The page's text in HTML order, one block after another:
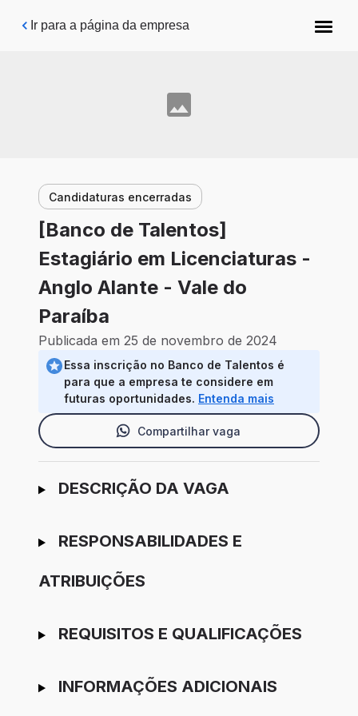
Pular para o conteúdo principal
Ir para a página da empresa
Candidaturas encerradas
[Banco de Talentos]
Estagiário em Licenciaturas -
Anglo Alante - Vale do
Paraíba
Publicada em 25 de novembro de 2024
Essa inscrição no Banco de Talentos é
para que a empresa te considere em
futuras oportunidades. Entenda mais
Compartilhar vaga
Ir para candidatura
DESCRIÇÃO DA VAGA
RESPONSABILIDADES E
ATRIBUIÇÕES
REQUISITOS E QUALIFICAÇÕES
INFORMAÇÕES ADICIONAIS